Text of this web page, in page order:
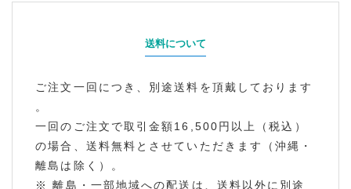
送料について
ご注文一回につき、別途送料を頂戴しております
。
一回のご注文で取引金額16,500円以上（税込）
の場合、送料無料とさせていただきます（沖縄・
離島は除く）。
※ 離島・一部地域への配送は、送料以外に別途